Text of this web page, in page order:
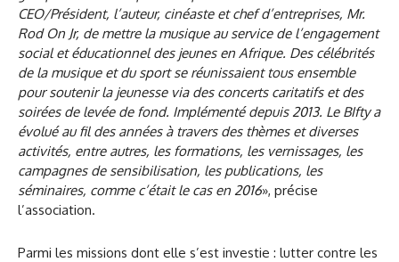
CEO/Président, l’auteur, cinéaste et chef d’entreprises, Mr.
Rod On Jr, de mettre la musique au service de l’engagement
social et éducationnel des jeunes en Afrique. Des célébrités
de la musique et du sport se réunissaient tous ensemble
pour soutenir la jeunesse via des concerts caritatifs et des
soirées de levée de fond. Implémenté depuis 2013. Le BIfty a
évolué au fil des années à travers des thèmes et diverses
activités, entre autres, les formations, les vernissages, les
campagnes de sensibilisation, les publications, les
séminaires, comme c’était le cas en 2016», précise
l’association.
Parmi les missions dont elle s’est investie : lutter contre les